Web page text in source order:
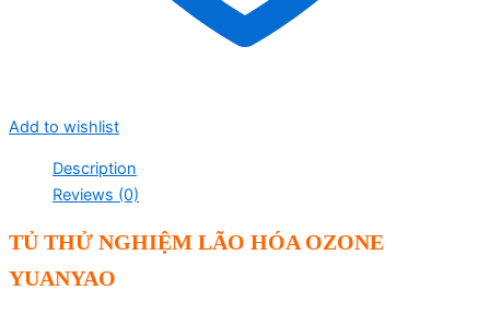
Add to wishlist
Description
Reviews (0)
TỦ THỬ NGHIỆM LÃO HÓA OZONE
YUANYAO